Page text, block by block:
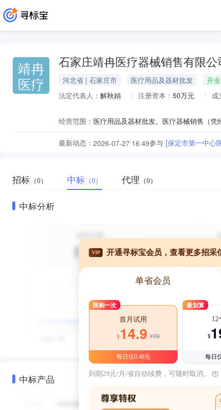
靖冉
医疗
石家庄靖冉医疗器械销售有限公
河北省 | 石家庄市 医疗用品及器材批发
开业
法定代表人： 解秋娟 注册资本： 50万元 成
经营范围：
最新动态： 2026-07-27 16:49参与 [保定市第一中心
招标 （0） 中标 （0） 代理 （0）
中标分析
中标产品
VIP 开通寻标宝会员，查看更多招采
单省会员
限购一次
首月试用
¥14.9 ¥39
每日仅0.48元
最划算
12
¥
每日
到期29元/月/省自动续费，可随时取消。